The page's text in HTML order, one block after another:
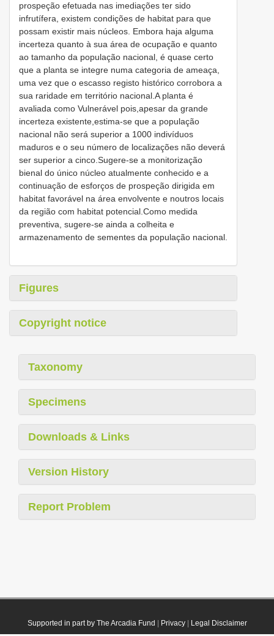
prospeção efetuada nas imediações ter sido
infrutífera, existem condições de habitat para que
possam existir mais núcleos. Embora haja alguma
incerteza quanto à sua área de ocupação e quanto
ao tamanho da população nacional, é quase certo
que a planta se integre numa categoria de ameaça,
uma vez que o escasso registo histórico corrobora a
sua raridade em território nacional.A planta é
avaliada como Vulnerável pois,apesar da grande
incerteza existente,estima-se que a população
nacional não será superior a 1000 indivíduos
maduros e o seu número de localizações não deverá
ser superior a cinco.Sugere-se a monitorização
bienal do único núcleo atualmente conhecido e a
continuação de esforços de prospeção dirigida em
habitat favorável na área envolvente e noutros locais
da região com habitat potencial.Como medida
preventiva, sugere-se ainda a colheita e
armazenamento de sementes da população nacional.
Figures
Copyright notice
Taxonomy
Specimens
Downloads & Links
Version History
Report Problem
Supported in part by The Arcadia Fund Privacy| Legal Disclaimer